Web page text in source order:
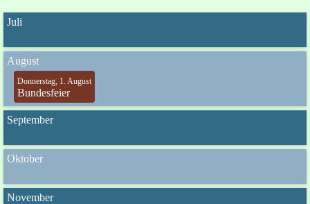
Juli
August
Donnerstag, 1. August
Bundesfeier
September
Oktober
November